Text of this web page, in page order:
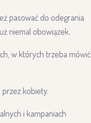
pasować do odegrania
niemal obowiązek.
w których trzeba mówić
przez kobiety.
i kampaniach